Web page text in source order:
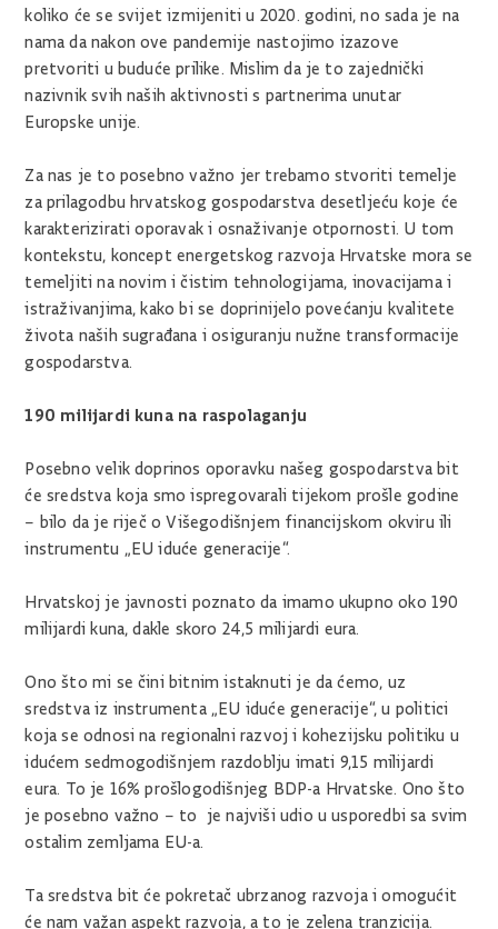
koliko će se svijet izmijeniti u 2020. godini, no sada je na
nama da nakon ove pandemije nastojimo izazove
pretvoriti u buduće prilike. Mislim da je to zajednički
nazivnik svih naših aktivnosti s partnerima unutar
Europske unije.
Za nas je to posebno važno jer trebamo stvoriti temelje
za prilagodbu hrvatskog gospodarstva desetljeću koje će
karakterizirati oporavak i osnaživanje otpornosti. U tom
kontekstu, koncept energetskog razvoja Hrvatske mora se
temeljiti na novim i čistim tehnologijama, inovacijama i
istraživanjima, kako bi se doprinijelo povećanju kvalitete
života naših sugrađana i osiguranju nužne transformacije
gospodarstva.
190 milijardi kuna na raspolaganju
Posebno velik doprinos oporavku našeg gospodarstva bit
će sredstva koja smo ispregovarali tijekom prošle godine
– bilo da je riječ o Višegodišnjem financijskom okviru ili
instrumentu „EU iduće generacije“.
Hrvatskoj je javnosti poznato da imamo ukupno oko 190
milijardi kuna, dakle skoro 24,5 milijardi eura.
Ono što mi se čini bitnim istaknuti je da ćemo, uz
sredstva iz instrumenta „EU iduće generacije“, u politici
koja se odnosi na regionalni razvoj i kohezijsku politiku u
idućem sedmogodišnjem razdoblju imati 9,15 milijardi
eura. To je 16% prošlogodišnjeg BDP-a Hrvatske. Ono što
je posebno važno – to je najviši udio u usporedbi sa svim
ostalim zemljama EU-a.
Ta sredstva bit će pokretač ubrzanog razvoja i omogućit
će nam važan aspekt razvoja, a to je zelena tranzicija.